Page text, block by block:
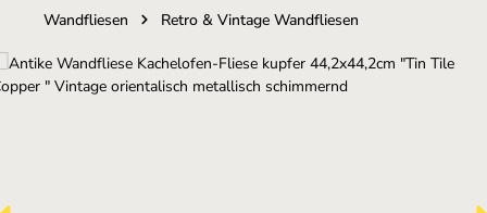
Wandfliesen Retro & Vintage Wandfliesen
Bildergalerie überspringen